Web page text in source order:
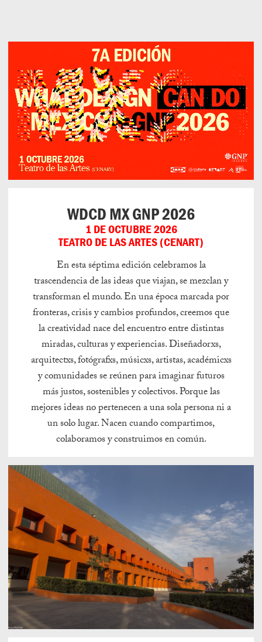
WDCD MX GNP 2026
1 DE OCTUBRE 2026
TEATRO DE LAS ARTES (CENART)
En esta séptima edición celebramos la
trascendencia de las ideas que viajan, se mezclan y
transforman el mundo. En una época marcada por
fronteras, crisis y cambios profundos, creemos que
la creatividad nace del encuentro entre distintas
miradas, culturas y experiencias. Diseñadorxs,
arquitectxs, fotógrafxs, músicxs, artistas, académicxs
y comunidades se reúnen para imaginar futuros
más justos, sostenibles y colectivos. Porque las
mejores ideas no pertenecen a una sola persona ni a
un solo lugar. Nacen cuando compartimos,
colaboramos y construimos en común.